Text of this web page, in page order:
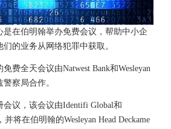
是在伯明翰举办免费会议，帮助中小企
的业务从网络犯罪中获取。
免费全天会议由Natwest Bank和Wesleyan
察局合作。
议，该会议由Identifi Global和
并将在伯明翰的Wesleyan Head Deckame